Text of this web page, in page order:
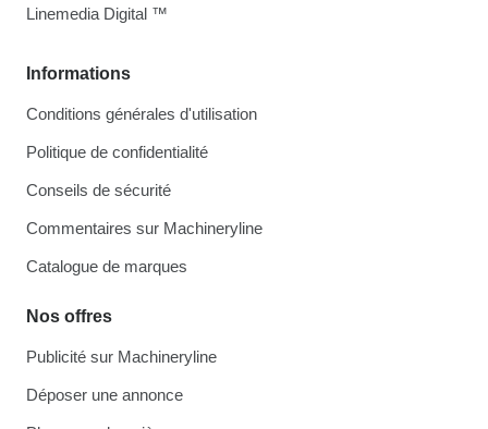
Informations
Conditions générales d'utilisation
Politique de confidentialité
Conseils de sécurité
Commentaires sur Machineryline
Catalogue de marques
Nos offres
Publicité sur Machineryline
Déposer une annonce
Linemedia Digital ™